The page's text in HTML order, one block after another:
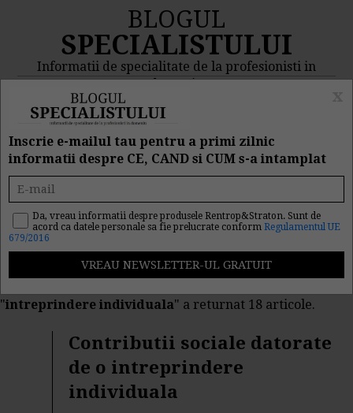
BLOGUL
SPECIALISTULUI
Informatii de specialitate de la profesionisti in
domeniu
MENIU
Rezultat cautare
"intreprindere
individuala"
"intreprindere individuala" a returnat 18 articole.
Contributii sociale datorate
de o intreprindere
individuala
Inscrie e-mailul tau pentru a primi zilnic
informatii despre CE, CAND si CUM s-a intamplat
Da, vreau informatii despre produsele Rentrop&Straton. Sunt de
acord ca datele personale sa fie prelucrate conform Regulamentul UE
679/2016